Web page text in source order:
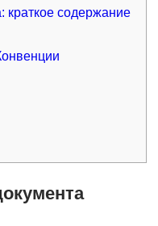
краткое содержание